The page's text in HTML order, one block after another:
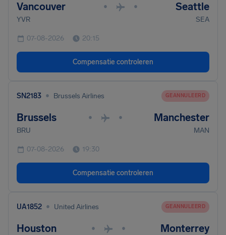
Vancouver • • Seattle
YVR SEA
07-08-2026 20:15
Compensatie controleren
SN2183 • Brussels Airlines GEANNULEERD
Brussels • • Manchester
BRU MAN
07-08-2026 19:30
Compensatie controleren
UA1852 • United Airlines GEANNULEERD
Houston • • Monterrey